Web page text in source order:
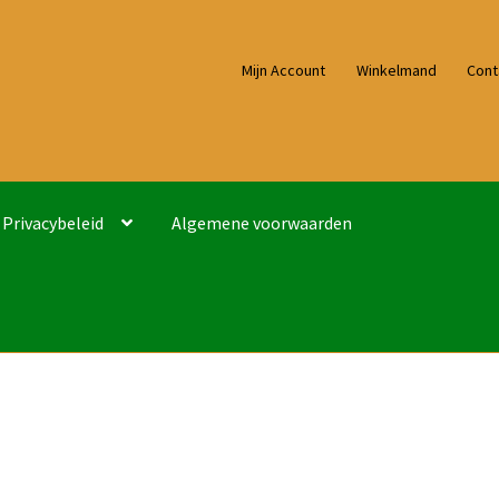
Mijn Account Winkelmand
Privacybeleid Algemene voorwaarden